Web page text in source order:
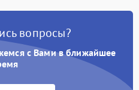
вопросы?
с Вами в ближайшее